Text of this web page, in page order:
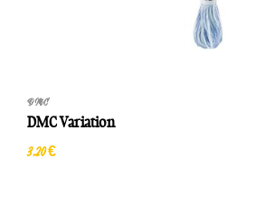
DMC
DMC Variation
3,20 €